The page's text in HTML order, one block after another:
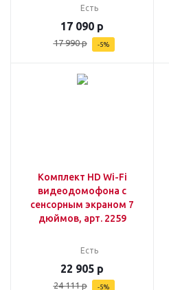
Есть
17 090 р
17 990р -5%
Комплект HD Wi-Fi
видеодомофона с
сенсорным экраном 7
дюймов, арт. 2259
Есть
22 905 р
24 111р -5%